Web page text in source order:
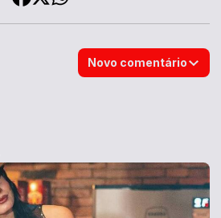
Novo comentário